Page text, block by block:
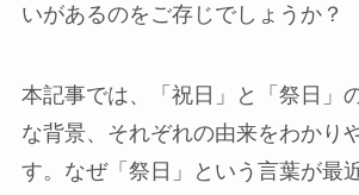
いがあるのをご存じでしょうか？
本記事では、「祝日」と「祭日」
な背景、それぞれの由来をわかり
す。なぜ「祭日」という言葉が最